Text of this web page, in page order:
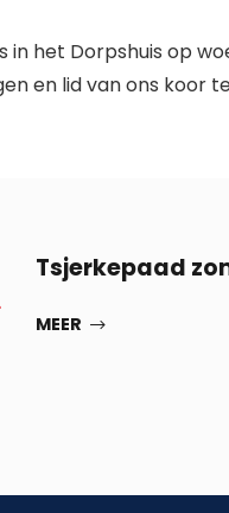
Dorpshuis op
en lid van ons koor
Tsjerkepaad
MEER